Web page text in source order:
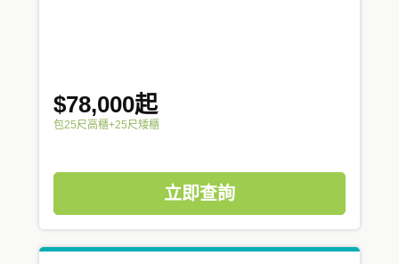
$78,000起
包25尺高櫃+25尺矮櫃
立即查詢